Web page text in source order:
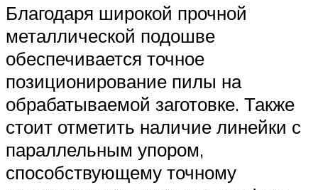
Благодаря широкой прочной
металлической подошве
обеспечивается точное
позиционирование пилы на
обрабатываемой заготовке. Также
стоит отметить наличие линейки с
параллельным упором,
способствующему точному